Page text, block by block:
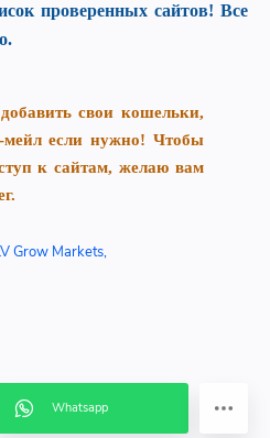
проверенных сайтов! Все
свои кошельки,
мейл если нужно! Чтобы
к сайтам, желаю вам
Grow Markets